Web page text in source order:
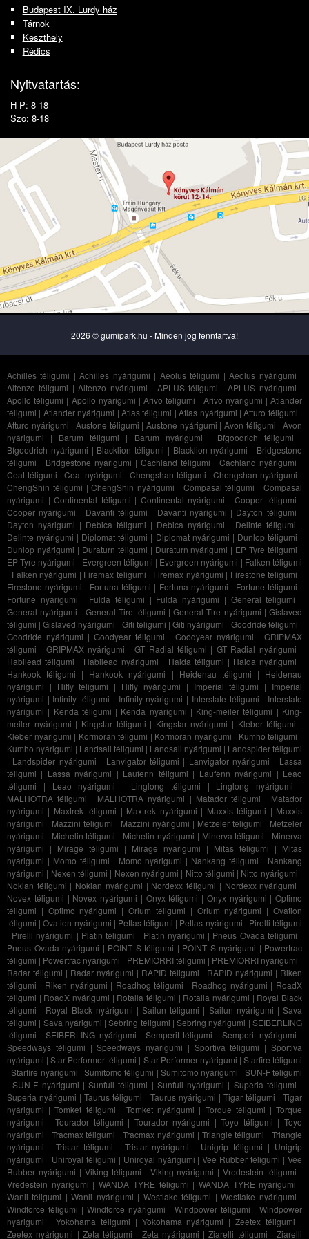
Budapest IX. Lurdy ház
Tárnok
Keszthely
Rédics
Nyitvatartás:
H-P: 8-18
Szo: 8-18
2026 © gumipark.hu - Minden jog fenntartva!
Achilles téligumi |Achilles nyárigumi | Aeolus téligumi |Aeolus nyárigumi |
Altenzo téligumi |Altenzo nyárigumi | APLUS téligumi |APLUS nyárigumi |
Apollo téligumi | Apollo nyárigumi |Arivo téligumi | Arivo nyárigumi |Atlander
téligumi | Atlander nyárigumi | Atlas téligumi |Atlas nyárigumi |Atturo téligumi |
Atturo nyárigumi |Austone téligumi |Austone nyárigumi |Avon téligumi |Avon
nyárigumi | Barum téligumi | Barum nyárigumi | Bfgoodrich téligumi |
Bfgoodrich nyárigumi | Blacklion téligumi | Blacklion nyárigumi | Bridgestone
téligumi | Bridgestone nyárigumi | Cachland téligumi | Cachland nyárigumi |
Ceat téligumi |Ceat nyárigumi | Chengshan téligumi |Chengshan nyárigumi |
ChengShin téligumi |ChengShin nyárigumi | Compasal téligumi |Compasal
nyárigumi | Continental téligumi | Continental nyárigumi | Cooper téligumi |
Cooper nyárigumi | Davanti téligumi | Davanti nyárigumi | Dayton téligumi |
Dayton nyárigumi | Debica téligumi | Debica nyárigumi | Delinte téligumi |
Delinte nyárigumi | Diplomat téligumi | Diplomat nyárigumi | Dunlop téligumi |
Dunlop nyárigumi | Duraturn téligumi | Duraturn nyárigumi | EP Tyre téligumi |
EP Tyre nyárigumi | Evergreen téligumi | Evergreen nyárigumi | Falken téligumi
| Falken nyárigumi | Firemax téligumi | Firemax nyárigumi | Firestone téligumi |
Firestone nyárigumi | Fortuna téligumi | Fortuna nyárigumi | Fortune téligumi |
Fortune nyárigumi | Fulda téligumi | Fulda nyárigumi | General téligumi |
General nyárigumi | General Tire téligumi |General Tire nyárigumi |Gislaved
téligumi |Gislaved nyárigumi | Giti téligumi |Giti nyárigumi | Goodride téligumi |
Goodride nyárigumi | Goodyear téligumi | Goodyear nyárigumi | GRIPMAX
téligumi | GRIPMAX nyárigumi |GT Radial téligumi | GT Radial nyárigumi |
Habilead téligumi | Habilead nyárigumi | Haida téligumi | Haida nyárigumi |
Hankook téligumi | Hankook nyárigumi | Heidenau téligumi | Heidenau
nyárigumi | Hifly téligumi | Hifly nyárigumi | Imperial téligumi | Imperial
nyárigumi | Infinity téligumi | Infinity nyárigumi | Interstate téligumi | Interstate
nyárigumi | Kenda téligumi | Kenda nyárigumi | King-meiler téligumi | King-
meiler nyárigumi | Kingstar téligumi | Kingstar nyárigumi | Kleber téligumi |
Kleber nyárigumi | Kormoran téligumi | Kormoran nyárigumi | Kumho téligumi |
Kumho nyárigumi | Landsail téligumi | Landsail nyárigumi | Landspider téligumi
| Landspider nyárigumi | Lanvigator téligumi | Lanvigator nyárigumi | Lassa
téligumi | Lassa nyárigumi | Laufenn téligumi | Laufenn nyárigumi | Leao
téligumi | Leao nyárigumi | Linglong téligumi | Linglong nyárigumi |
MALHOTRA téligumi | MALHOTRA nyárigumi | Matador téligumi | Matador
nyárigumi | Maxtrek téligumi | Maxtrek nyárigumi | Maxxis téligumi | Maxxis
nyárigumi | Mazzini téligumi | Mazzini nyárigumi | Metzeler téligumi | Metzeler
nyárigumi | Michelin téligumi | Michelin nyárigumi | Minerva téligumi | Minerva
nyárigumi | Mirage téligumi | Mirage nyárigumi | Mitas téligumi | Mitas
nyárigumi | Momo téligumi | Momo nyárigumi | Nankang téligumi | Nankang
nyárigumi | Nexen téligumi | Nexen nyárigumi | Nitto téligumi | Nitto nyárigumi |
Nokian téligumi | Nokian nyárigumi | Nordexx téligumi | Nordexx nyárigumi |
Novex téligumi | Novex nyárigumi | Onyx téligumi | Onyx nyárigumi | Optimo
téligumi | Optimo nyárigumi |Orium téligumi | Orium nyárigumi |Ovation
téligumi |Ovation nyárigumi | Petlas téligumi | Petlas nyárigumi | Pirelli téligumi
| Pirelli nyárigumi | Platin téligumi | Platin nyárigumi | Pneus Ovada téligumi |
Pneus Ovada nyárigumi | POINT S téligumi | POINT S nyárigumi | Powertrac
téligumi | Powertrac nyárigumi | PREMIORRI téligumi | PREMIORRI nyárigumi |
Radar téligumi | Radar nyárigumi | RAPID téligumi | RAPID nyárigumi | Riken
téligumi | Riken nyárigumi | Roadhog téligumi | Roadhog nyárigumi | RoadX
téligumi | RoadX nyárigumi | Rotalla téligumi | Rotalla nyárigumi | Royal Black
téligumi | Royal Black nyárigumi |Sailun téligumi | Sailun nyárigumi |Sava
téligumi | Sava nyárigumi |Sebring téligumi |Sebring nyárigumi |SEIBERLING
téligumi |SEIBERLING nyárigumi |Semperit téligumi | Semperit nyárigumi |
Speedways téligumi |Speedways nyárigumi | Sportiva téligumi |Sportiva
nyárigumi |Star Performer téligumi | Star Performer nyárigumi | Starfire téligumi
|Starfire nyárigumi |Sumitomo téligumi | Sumitomo nyárigumi | SUN-F téligumi
|SUN-F nyárigumi | Sunfull téligumi | Sunfull nyárigumi | Superia téligumi |
Superia nyárigumi |Taurus téligumi | Taurus nyárigumi | Tigar téligumi |Tigar
nyárigumi |Tomket téligumi | Tomket nyárigumi | Torque téligumi |Torque
nyárigumi |Tourador téligumi | Tourador nyárigumi |Toyo téligumi |Toyo
nyárigumi | Tracmax téligumi |Tracmax nyárigumi | Triangle téligumi |Triangle
nyárigumi | Tristar téligumi | Tristar nyárigumi | Unigrip téligumi | Unigrip
nyárigumi | Uniroyal téligumi | Uniroyal nyárigumi |Vee Rubber téligumi |Vee
Rubber nyárigumi | Viking téligumi | Viking nyárigumi |Vredestein téligumi |
Vredestein nyárigumi |WANDA TYRE téligumi | WANDA TYRE nyárigumi |
Wanli téligumi |Wanli nyárigumi | Westlake téligumi |Westlake nyárigumi |
Windforce téligumi | Windforce nyárigumi | Windpower téligumi | Windpower
nyárigumi | Yokohama téligumi | Yokohama nyárigumi |Zeetex téligumi |
Zeetex nyárigumi | Zeta téligumi | Zeta nyárigumi |Ziarelli téligumi | Ziarelli